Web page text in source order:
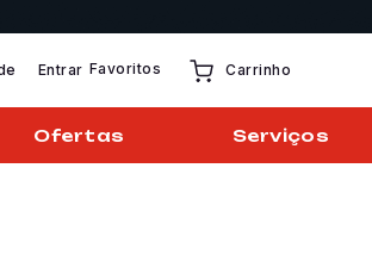
Entrar Favoritos Carrinho
Ofertas Serviços